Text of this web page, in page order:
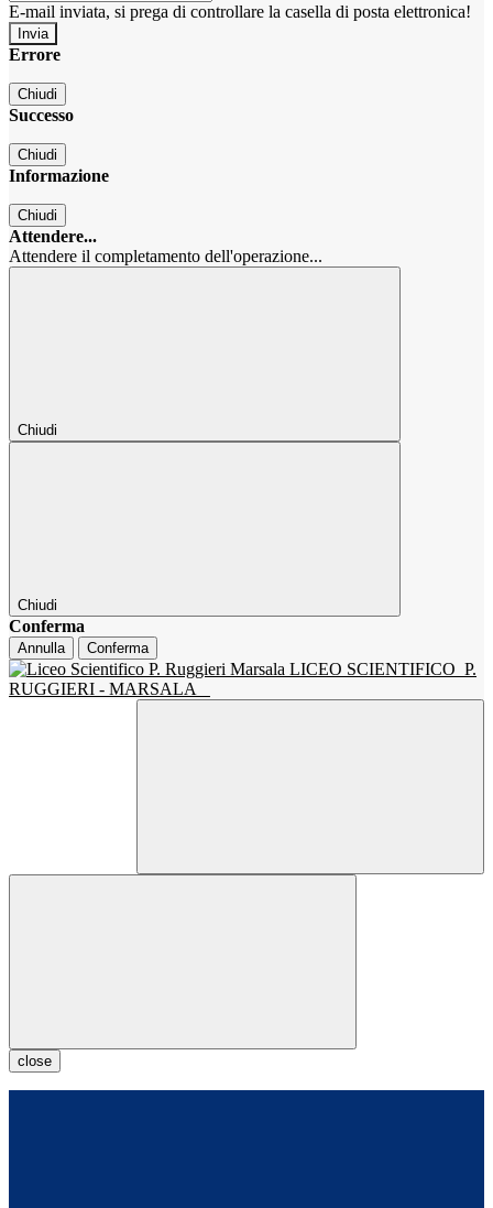
E-mail inviata, si prega di controllare la casella di posta elettronica!
Errore
Chiudi
Successo
Chiudi
Informazione
Chiudi
Attendere...
Attendere il completamento dell'operazione...
Chiudi
Chiudi
Conferma
Annulla Conferma
LICEO SCIENTIFICO P.
RUGGIERI - MARSALA
close